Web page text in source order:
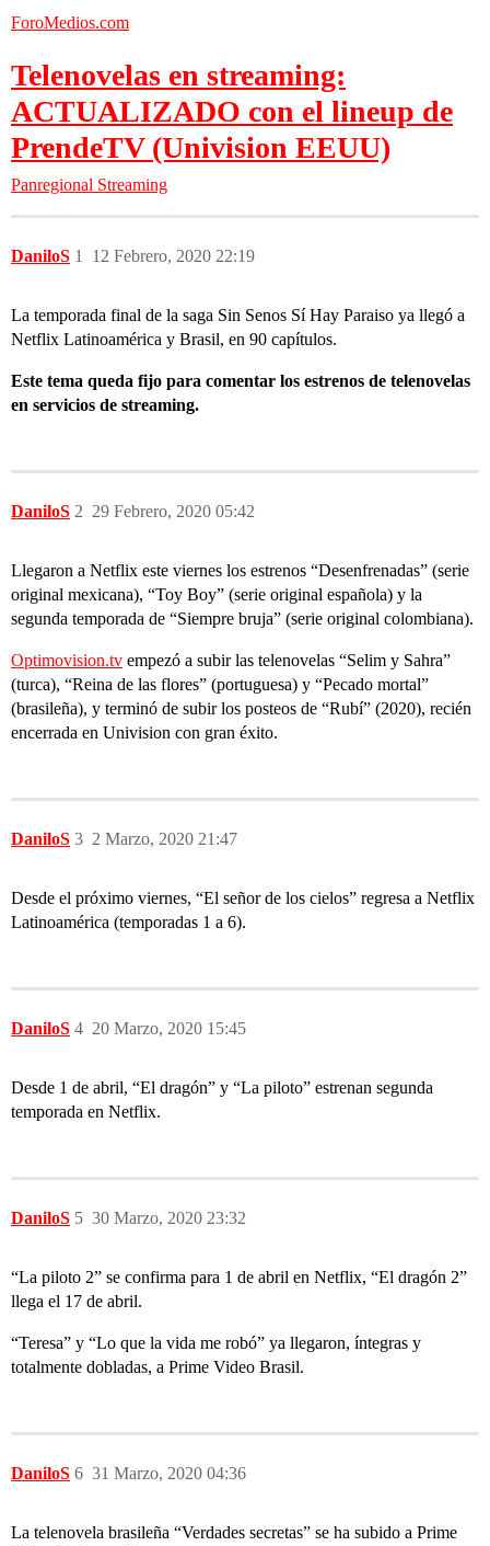
ForoMedios.com
Telenovelas en streaming:
ACTUALIZADO con el lineup de
PrendeTV (Univision EEUU)
Panregional Streaming
DaniloS 12 Febrero, 2020 22:19
1
La temporada final de la saga Sin Senos Sí Hay Paraiso ya llegó a
Netflix Latinoamérica y Brasil, en 90 capítulos.
Este tema queda fijo para comentar los estrenos de telenovelas
en servicios de streaming.
DaniloS 29 Febrero, 2020 05:42
2
Llegaron a Netflix este viernes los estrenos “Desenfrenadas” (serie
original mexicana), “Toy Boy” (serie original española) y la
segunda temporada de “Siempre bruja” (serie original colombiana).
Optimovision.tv empezó a subir las telenovelas “Selim y Sahra”
(turca), “Reina de las flores” (portuguesa) y “Pecado mortal”
(brasileña), y terminó de subir los posteos de “Rubí” (2020), recién
encerrada en Univision con gran éxito.
DaniloS 2 Marzo, 2020 21:47
3
Desde el próximo viernes, “El señor de los cielos” regresa a Netflix
Latinoamérica (temporadas 1 a 6).
DaniloS 20 Marzo, 2020 15:45
4
Desde 1 de abril, “El dragón” y “La piloto” estrenan segunda
temporada en Netflix.
DaniloS 30 Marzo, 2020 23:32
5
“La piloto 2” se confirma para 1 de abril en Netflix, “El dragón 2”
llega el 17 de abril.
“Teresa” y “Lo que la vida me robó” ya llegaron, íntegras y
totalmente dobladas, a Prime Video Brasil.
DaniloS 31 Marzo, 2020 04:36
6
La telenovela brasileña “Verdades secretas” se ha subido a Prime